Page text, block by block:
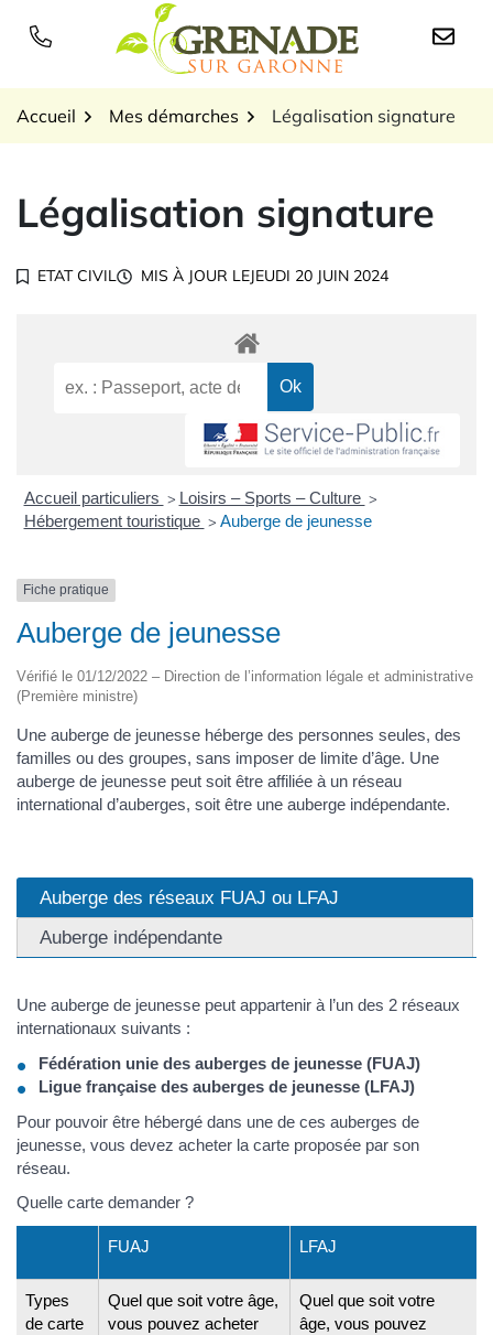
Logo Grenade sur
Accueil Mes démarches Légalisation signature
Légalisation signature
ETAT CIVIL MIS À JOUR LEJEUDI 20 JUIN 2024
Accueil particuliers > Loisirs – Sports – Culture >
Hébergement touristique > Auberge de jeunesse
Fiche pratique
Auberge de jeunesse
Vérifié le 01/12/2022 – Direction de l’information légale et administrative
(Première ministre)
Une auberge de jeunesse héberge des personnes seules, des
familles ou des groupes, sans imposer de limite d’âge. Une
auberge de jeunesse peut soit être affiliée à un réseau
international d’auberges, soit être une auberge indépendante.
Auberge des réseaux FUAJ ou LFAJ
Auberge indépendante
Une auberge de jeunesse peut appartenir à l’un des 2 réseaux
internationaux suivants :
Fédération unie des auberges de jeunesse (FUAJ)
Ligue française des auberges de jeunesse (LFAJ)
Pour pouvoir être hébergé dans une de ces auberges de
jeunesse, vous devez acheter la carte proposée par son
réseau.
Quelle carte demander ?
FUAJ LFAJ
Types
de carte
Quel que soit votre âge,
vous pouvez acheter
Quel que soit votre
âge, vous pouvez